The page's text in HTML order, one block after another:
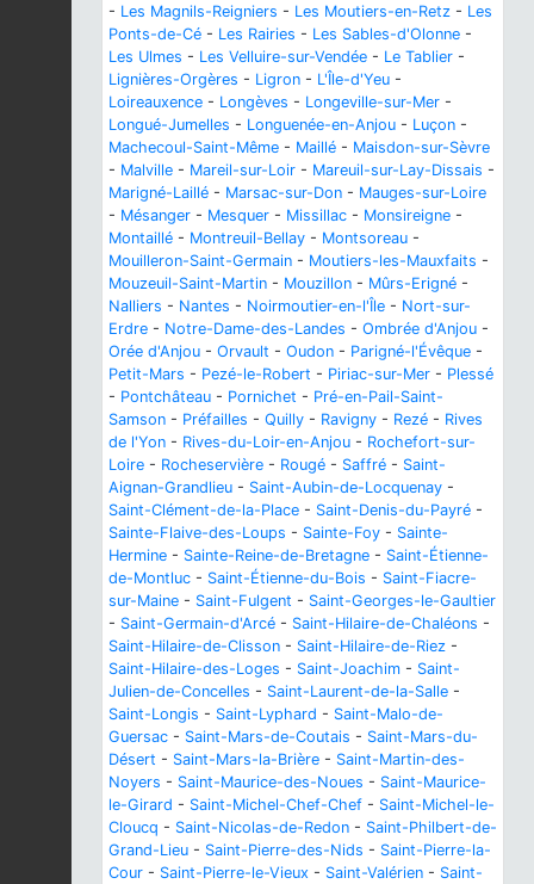
- Les Magnils-Reigniers - Les Moutiers-en-Retz - Les
Ponts-de-Cé - Les Rairies - Les Sables-d'Olonne -
Les Ulmes - Les Velluire-sur-Vendée - Le Tablier -
Lignières-Orgères - Ligron - L'Île-d'Yeu -
Loireauxence - Longèves - Longeville-sur-Mer -
Longué-Jumelles - Longuenée-en-Anjou - Luçon -
Machecoul-Saint-Même - Maillé - Maisdon-sur-Sèvre
- Malville - Mareil-sur-Loir - Mareuil-sur-Lay-Dissais -
Marigné-Laillé - Marsac-sur-Don - Mauges-sur-Loire
- Mésanger - Mesquer - Missillac - Monsireigne -
Montaillé - Montreuil-Bellay - Montsoreau -
Mouilleron-Saint-Germain - Moutiers-les-Mauxfaits -
Mouzeuil-Saint-Martin - Mouzillon - Mûrs-Erigné -
Nalliers - Nantes - Noirmoutier-en-l'Île - Nort-sur-
Erdre - Notre-Dame-des-Landes - Ombrée d'Anjou -
Orée d'Anjou - Orvault - Oudon - Parigné-l'Évêque -
Petit-Mars - Pezé-le-Robert - Piriac-sur-Mer - Plessé
- Pontchâteau - Pornichet - Pré-en-Pail-Saint-
Samson - Préfailles - Quilly - Ravigny - Rezé - Rives
de l'Yon - Rives-du-Loir-en-Anjou - Rochefort-sur-
Loire - Rocheservière - Rougé - Saffré - Saint-
Aignan-Grandlieu - Saint-Aubin-de-Locquenay -
Saint-Clément-de-la-Place - Saint-Denis-du-Payré -
Sainte-Flaive-des-Loups - Sainte-Foy - Sainte-
Hermine - Sainte-Reine-de-Bretagne - Saint-Étienne-
de-Montluc - Saint-Étienne-du-Bois - Saint-Fiacre-
sur-Maine - Saint-Fulgent - Saint-Georges-le-Gaultier
- Saint-Germain-d'Arcé - Saint-Hilaire-de-Chaléons -
Saint-Hilaire-de-Clisson - Saint-Hilaire-de-Riez -
Saint-Hilaire-des-Loges - Saint-Joachim - Saint-
Julien-de-Concelles - Saint-Laurent-de-la-Salle -
Saint-Longis - Saint-Lyphard - Saint-Malo-de-
Guersac - Saint-Mars-de-Coutais - Saint-Mars-du-
Désert - Saint-Mars-la-Brière - Saint-Martin-des-
Noyers - Saint-Maurice-des-Noues - Saint-Maurice-
le-Girard - Saint-Michel-Chef-Chef - Saint-Michel-le-
Cloucq - Saint-Nicolas-de-Redon - Saint-Philbert-de-
Grand-Lieu - Saint-Pierre-des-Nids - Saint-Pierre-la-
Cour - Saint-Pierre-le-Vieux - Saint-Valérien - Saint-